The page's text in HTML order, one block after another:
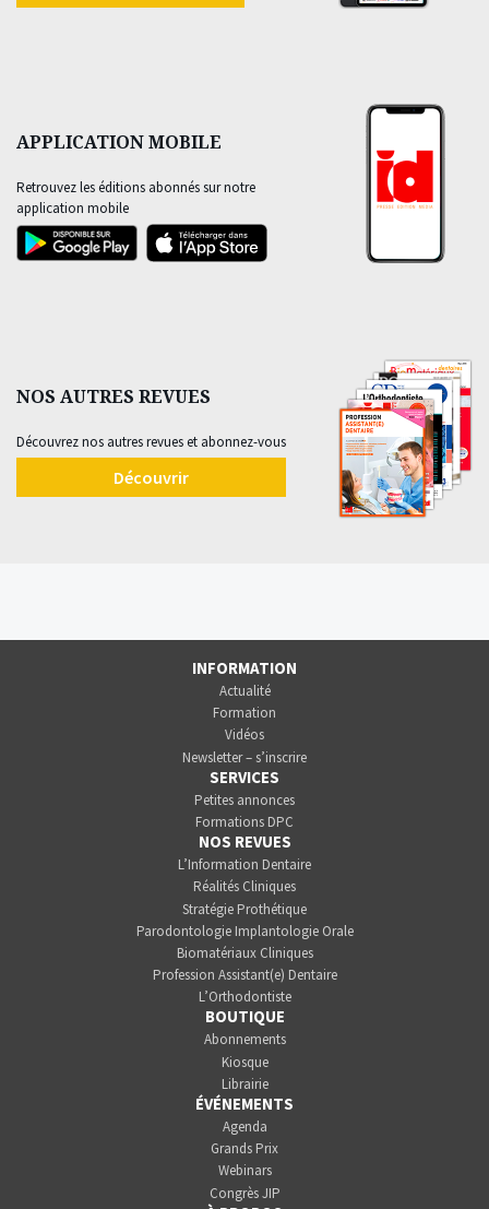
APPLICATION MOBILE
Retrouvez les éditions abonnés sur notre
application mobile
NOS AUTRES REVUES
Découvrez nos autres revues et abonnez-vous
Découvrir
INFORMATION
Actualité
Formation
Vidéos
Newsletter – s’inscrire
SERVICES
Petites annonces
Formations DPC
NOS REVUES
L’Information Dentaire
Réalités Cliniques
Stratégie Prothétique
Parodontologie Implantologie Orale
Biomatériaux Cliniques
Profession Assistant(e) Dentaire
L’Orthodontiste
BOUTIQUE
Abonnements
Kiosque
Librairie
ÉVÉNEMENTS
Agenda
Grands Prix
Webinars
Congrès JIP